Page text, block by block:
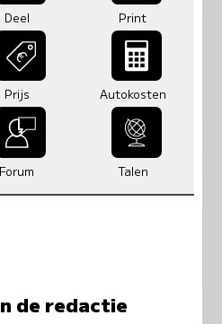
Deel Print
Prijs Autokosten
Forum Talen
de redactie